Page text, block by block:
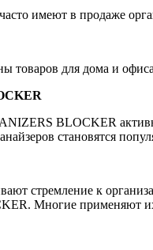
имеют в продаже
товаров для дома и
BLOCKER
становятся
стремление к
Многие применяют